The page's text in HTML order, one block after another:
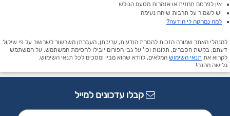
אין לפרסם תחזית או אזהרות מטעם הגולש
יש לשמור על תרבות שיחה נעימה
למה נמחקה לי הודעה?
למנהלי האתר שמורה הזכות להסרת הודעות, עריכתן, העברתן משרשור לשרשור על פי שיקול
דעתם. בקשת הסברים, תלונות וכו' על גבי הפורום יובילו לחסימת המשתמש. על המשתמש
לקרוא את תנאי השימוש המלאים, לוודא שהוא מבין ומסכים לכל תנאי השימוש.
גלישה מהנה!
קבלו עדכונים למייל